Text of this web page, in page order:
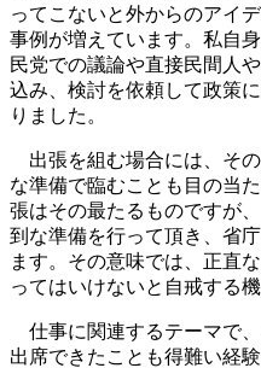
ってこないと外からのアイ
事例が増えています。私自
民党での議論や直接民間人
込み、検討を依頼して政策
りました。
出張を組む場合には、そ
な準備で臨むことも目の当
張はその最たるものですが
到な準備を行って頂き、省
ます。その意味では、正直
ってはいけないと自戒する
仕事に関連するテーマで
出席できたことも得難い経